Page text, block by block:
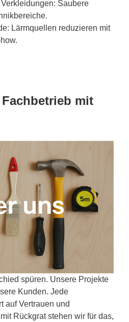
Saubere
Lärmquellen reduzieren mit
mit
spüren. Unsere Projekte
Kunden. Jede
auf Vertrauen und
Rückgrat stehen wir für das,